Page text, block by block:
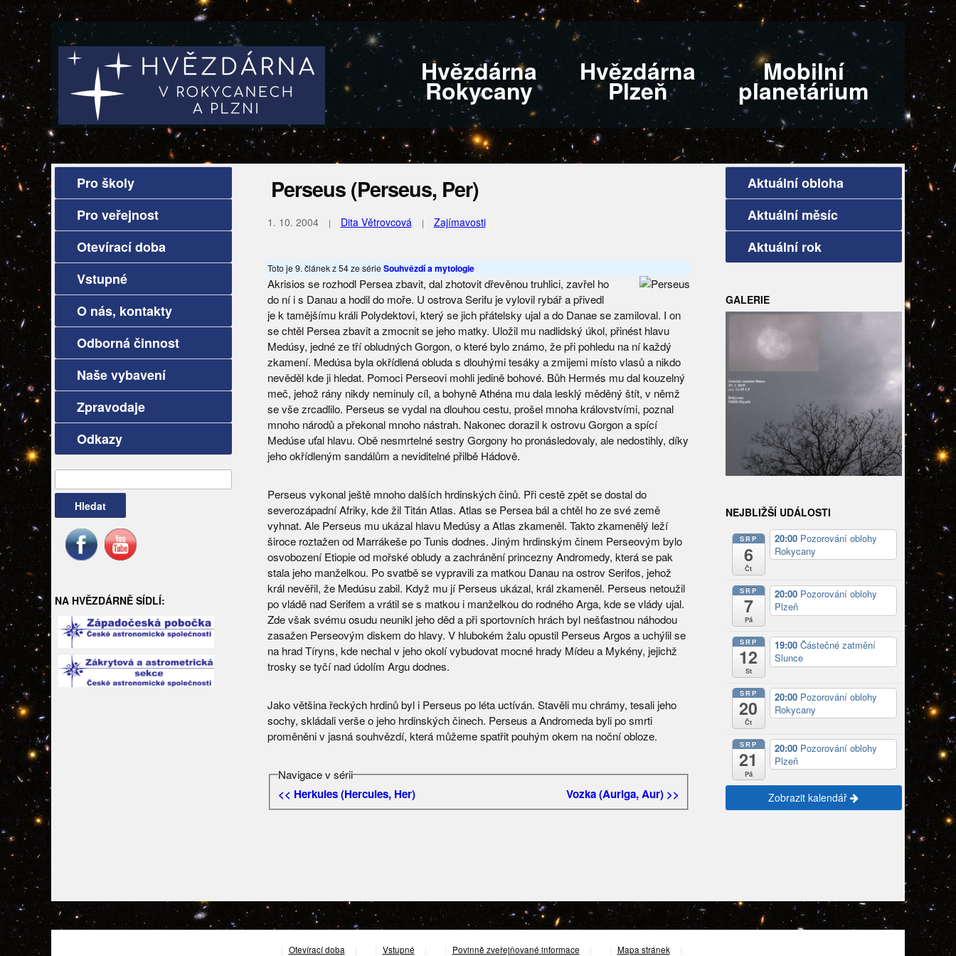
Hvězdárna
Rokycany
Hvězdárna
Plzeň
Mobilní
planetárium
Pro školy
Pro veřejnost
Otevírací doba
Vstupné
O nás, kontakty
Odborná činnost
Naše vybavení
Zpravodaje
Odkazy
NA HVĚZDÁRNĚ SÍDLÍ:
Perseus (Perseus, Per)
1. 10. 2004 Dita Větrovcová Zajímavosti
Toto je 9. článek z 54 ze sérieSouhvězdí a mytologie
Akrisios se rozhodl Persea zbavit, dal zhotovit dřevěnou truhlici, zavřel ho
do ní i s Danau a hodil do moře. U ostrova Serifu je vylovil rybář a přivedl
je k tamějšímu králi Polydektovi, který se jich přátelsky ujal a do Danae se zamiloval. I on
se chtěl Persea zbavit a zmocnit se jeho matky. Uložil mu nadlidský úkol, přinést hlavu
Medúsy, jedné ze tří obludných Gorgon, o které bylo známo, že při pohledu na ní každý
zkamení. Medúsa byla okřídlená obluda s dlouhými tesáky a zmijemi místo vlasů a nikdo
nevěděl kde ji hledat. Pomoci Perseovi mohli jedině bohové. Bůh Hermés mu dal kouzelný
meč, jehož rány nikdy neminuly cíl, a bohyně Athéna mu dala lesklý měděný štít, v němž
se vše zrcadlilo. Perseus se vydal na dlouhou cestu, prošel mnoha královstvími, poznal
mnoho národů a překonal mnoho nástrah. Nakonec dorazil k ostrovu Gorgon a spící
Medúse uťal hlavu. Obě nesmrtelné sestry Gorgony ho pronásledovaly, ale nedostihly, díky
jeho okřídleným sandálům a neviditelné přilbě Hádově.
Perseus vykonal ještě mnoho dalších hrdinských činů. Při cestě zpět se dostal do
severozápadní Afriky, kde žil Titán Atlas. Atlas se Persea bál a chtěl ho ze své země
vyhnat. Ale Perseus mu ukázal hlavu Medúsy a Atlas zkameněl. Takto zkamenělý leží
široce roztažen od Marrákeše po Tunis dodnes. Jiným hrdinským činem Perseovým bylo
osvobození Etiopie od mořské obludy a zachránění princezny Andromedy, která se pak
stala jeho manželkou. Po svatbě se vypravili za matkou Danau na ostrov Serifos, jehož
král nevěřil, že Medúsu zabil. Když mu jí Perseus ukázal, král zkameněl. Perseus netoužil
po vládě nad Serifem a vrátil se s matkou i manželkou do rodného Arga, kde se vlády ujal.
Zde však svému osudu neunikl jeho děd a při sportovních hrách byl nešťastnou náhodou
zasažen Perseovým diskem do hlavy. V hlubokém žalu opustil Perseus Argos a uchýlil se
na hrad Tíryns, kde nechal v jeho okolí vybudovat mocné hrady Mídeu a Mykény, jejichž
trosky se tyčí nad údolím Argu dodnes.
Jako většina řeckých hrdinů byl i Perseus po léta uctíván. Stavěli mu chrámy, tesali jeho
sochy, skládali verše o jeho hrdinských činech. Perseus a Andromeda byli po smrti
proměněni v jasná souhvězdí, která můžeme spatřit pouhým okem na noční obloze.
Navigace v sérii
<< Herkules (Hercules, Her) Vozka (Auriga, Aur) >>
Aktuální obloha
Aktuální měsíc
Aktuální rok
GALERIE
NEJBLIŽŠÍ UDÁLOSTI
SRP
6
Čt
20:00 Pozorování oblohy
Rokycany
SRP
7
Pá
20:00 Pozorování oblohy
Plzeň
SRP
12
St
19:00 Částečné zatmění
Slunce
SRP
20
Čt
20:00 Pozorování oblohy
Rokycany
SRP
21
Pá
20:00 Pozorování oblohy
Plzeň
Zobrazit kalendář
Otevírací doba Vstupné Povinně zveřejňované informace Mapa stránek